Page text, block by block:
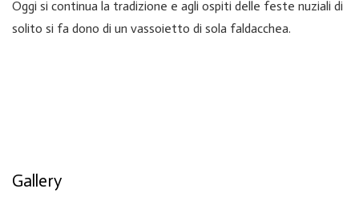
Oggi si continua la tradizione e agli ospiti delle feste nuziali di
solito si fa dono di un vassoietto di sola faldacchea.
Gallery